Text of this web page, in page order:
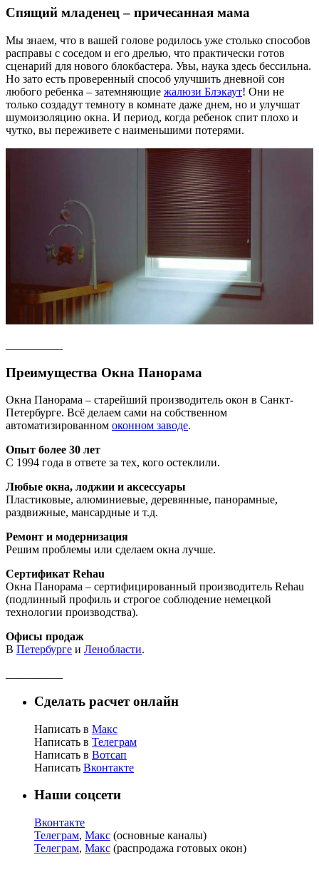
Спящий младенец – причесанная мама
Мы знаем, что в вашей голове родилось уже столько способов
расправы с соседом и его дрелью, что практически готов
сценарий для нового блокбастера. Увы, наука здесь бессильна.
Но зато есть проверенный способ улучшить дневной сон
любого ребенка – затемняющие жалюзи Блэкаут! Они не
только создадут темноту в комнате даже днем, но и улучшат
шумоизоляцию окна. И период, когда ребенок спит плохо и
чутко, вы переживете с наименьшими потерями.
Преимущества Окна Панорама
Окна Панорама – старейший производитель окон в Санкт-
Петербурге. Всё делаем сами на собственном
автоматизированном оконном заводе.
Опыт более 30 лет
С 1994 года в ответе за тех, кого остеклили.
Любые окна, лоджии и аксессуары
Пластиковые, алюминиевые, деревянные, панорамные,
раздвижные, мансардные и т.д.
Ремонт и модернизация
Решим проблемы или сделаем окна лучше.
Сертификат Rehau
Окна Панорама – сертифицированный производитель Rehau
(подлинный профиль и строгое соблюдение немецкой
технологии производства).
Офисы продаж
В Петербурге и Ленобласти.
Сделать расчет онлайн
Написать в Макс
Написать в Телеграм
Написать в Вотсап
Написать Вконтакте
Наши соцсети
Вконтакте
Телеграм, Макс (основные каналы)
Телеграм, Макс (распродажа готовых окон)